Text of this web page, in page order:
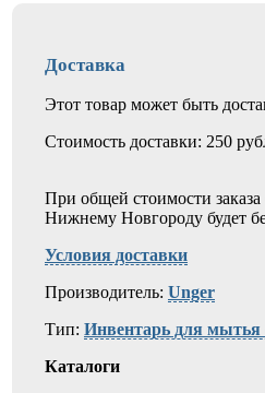
Доставка
Этот товар может быть
Стоимость доставки: 250
При общей стоимости заказа
Нижнему Новгороду будет
Условия доставки
Производитель: Unger
Тип: Инвентарь для мытья
Каталоги